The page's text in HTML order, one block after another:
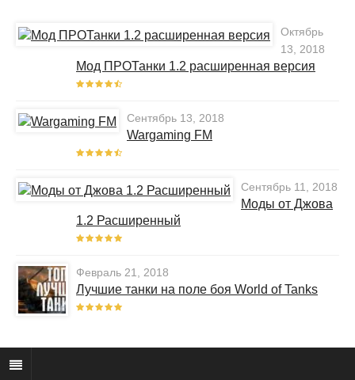
Октябрь
13, 2018
Мод ПРОТанки 1.2 расширенная версия
Сентябрь 13, 2018
Wargaming FM
Сентябрь 11, 2018
Моды от Джова
1.2 Расширенный
Февраль 21, 2018
Лучшие танки на поле боя World of Tanks